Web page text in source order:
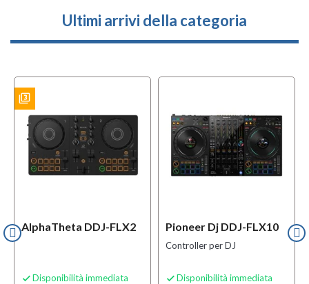
Ultimi arrivi della categoria
AlphaTheta DDJ-FLX2
 Disponibilità immediata
filter_3
Pioneer Dj DDJ-FLX10
Controller per DJ
 Disponibilità immediata